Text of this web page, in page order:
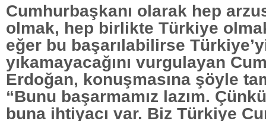
Cumhurbaşkanı olarak hep
olmak, hep birlikte Türkiye
eğer bu başarılabilirse
yıkamayacağını vurgulayan
Erdoğan, konuşmasına şöyle
“Bunu başarmamız lazım.
buna ihtiyacı var. Biz Türkiye